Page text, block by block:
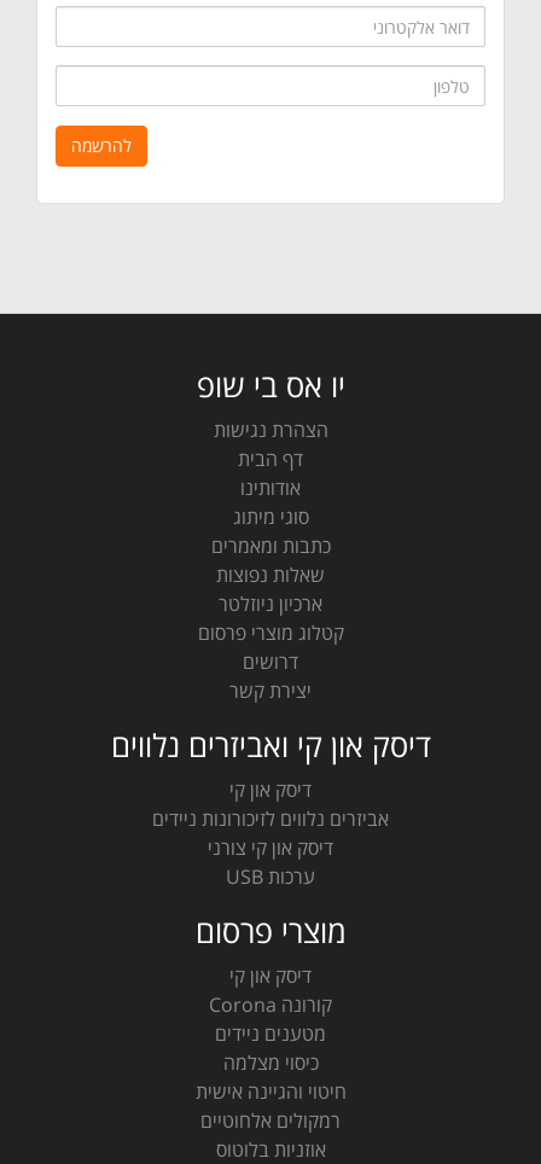
דואר
אלקטרוני
טלפון
להרשמה
יו אס בי שופ
הצהרת נגישות
דף הבית
אודותינו
סוגי מיתוג
כתבות ומאמרים
שאלות נפוצות
ארכיון ניוזלטר
קטלוג מוצרי פרסום
דרושים
יצירת קשר
דיסק און קי ואביזרים נלווים
דיסק און קי
אביזרים נלווים לזיכורונות ניידים
דיסק און קי צורני
ערכות USB
מוצרי פרסום
דיסק און קי
קורונה Corona
מטענים ניידים
כיסוי מצלמה
חיטוי והגיינה אישית
רמקולים אלחוטיים
אוזניות בלוטוס